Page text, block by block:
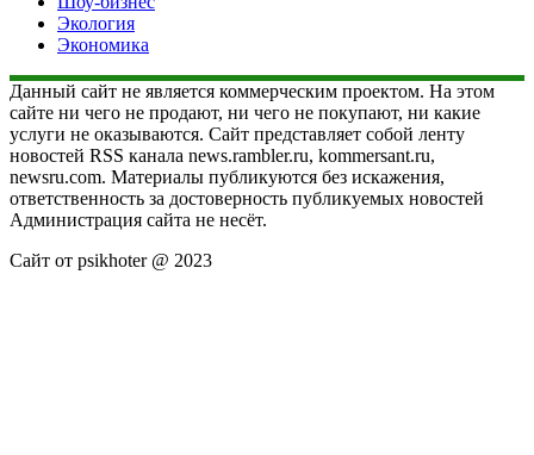
Экология
Экономика
Данный сайт не является коммерческим проектом. На этом
сайте ни чего не продают, ни чего не покупают, ни какие
услуги не оказываются. Сайт представляет собой ленту
новостей RSS канала news.rambler.ru, kommersant.ru,
newsru.com. Материалы публикуются без искажения,
ответственность за достоверность публикуемых новостей
Администрация сайта не несёт.
Сайт от psikhoter @ 2023